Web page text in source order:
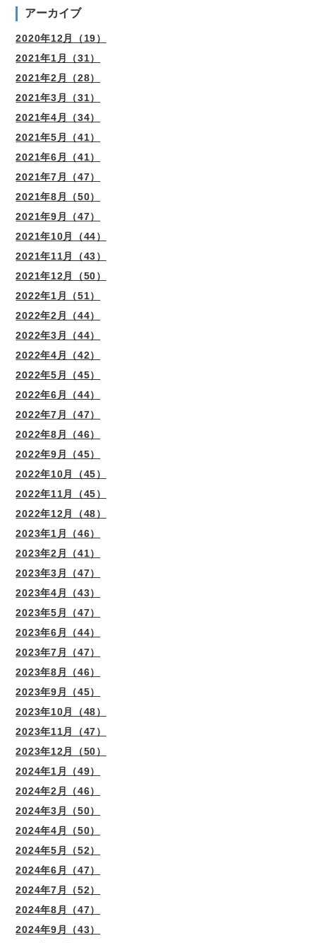
アーカイブ
2020年12月（19）
2021年1月（31）
2021年2月（28）
2021年3月（31）
2021年4月（34）
2021年5月（41）
2021年6月（41）
2021年7月（47）
2021年8月（50）
2021年9月（47）
2021年10月（44）
2021年11月（43）
2021年12月（50）
2022年1月（51）
2022年2月（44）
2022年3月（44）
2022年4月（42）
2022年5月（45）
2022年6月（44）
2022年7月（47）
2022年8月（46）
2022年9月（45）
2022年10月（45）
2022年11月（45）
2022年12月（48）
2023年1月（46）
2023年2月（41）
2023年3月（47）
2023年4月（43）
2023年5月（47）
2023年6月（44）
2023年7月（47）
2023年8月（46）
2023年9月（45）
2023年10月（48）
2023年11月（47）
2023年12月（50）
2024年1月（49）
2024年2月（46）
2024年3月（50）
2024年4月（50）
2024年5月（52）
2024年6月（47）
2024年7月（52）
2024年8月（47）
2024年9月（43）